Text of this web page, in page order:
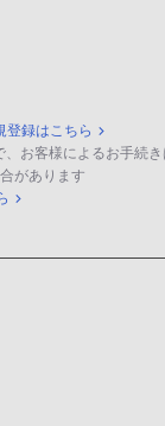
登録はこちら
お客様によるお手続
があります